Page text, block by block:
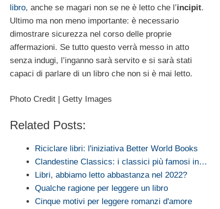
libro, anche se magari non se ne è letto che l’incipit.
Ultimo ma non meno importante: è necessario
dimostrare sicurezza nel corso delle proprie
affermazioni. Se tutto questo verrà messo in atto
senza indugi, l’inganno sarà servito e si sarà stati
capaci di parlare di un libro che non si è mai letto.
Photo Credit | Getty Images
Related Posts:
Riciclare libri: l'iniziativa Better World Books
Clandestine Classics: i classici più famosi in…
Libri, abbiamo letto abbastanza nel 2022?
Qualche ragione per leggere un libro
Cinque motivi per leggere romanzi d'amore